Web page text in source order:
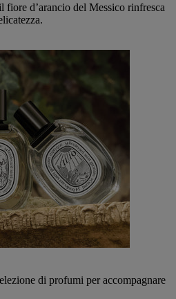
fiore d’arancio del Messico rinfresca
di profumi per accompagnare